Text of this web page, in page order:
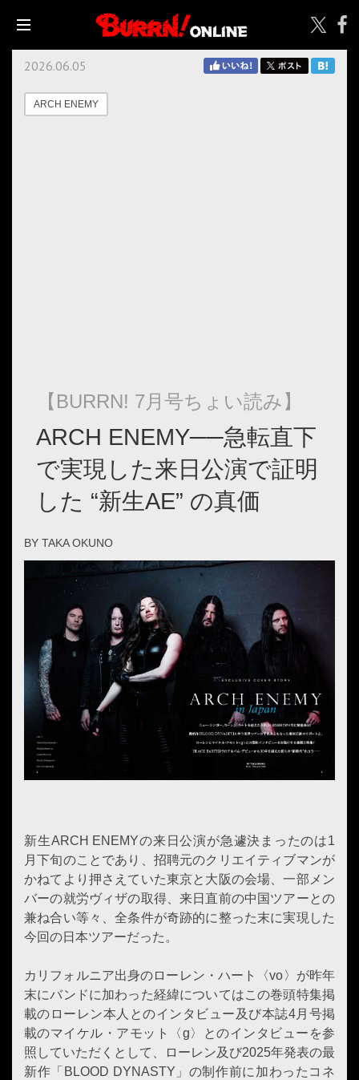
2026.06.05
ARCH ENEMY
【BURRN! 7月号ちょい読み】
ARCH ENEMY──急転直下
で実現した来日公演で証明
した “新生AE” の真価
BY TAKA OKUNO
新生ARCH ENEMYの来日公演が急遽決まったのは1
月下旬のことであり、招聘元のクリエイティブマンが
かねてより押さえていた東京と大阪の会場、一部メン
バーの就労ヴィザの取得、来日直前の中国ツアーとの
兼ね合い等々、全条件が奇跡的に整った末に実現した
今回の日本ツアーだった。
カリフォルニア出身のローレン・ハート〈vo〉が昨年
末にバンドに加わった経緯についてはこの巻頭特集掲
載のローレン本人とのインタビュー及び本誌4月号掲
載のマイケル・アモット〈g〉とのインタビューを参
照していただくとして、ローレン及び2025年発表の最
新作「BLOOD DYNASTY」の制作前に加わったコネ